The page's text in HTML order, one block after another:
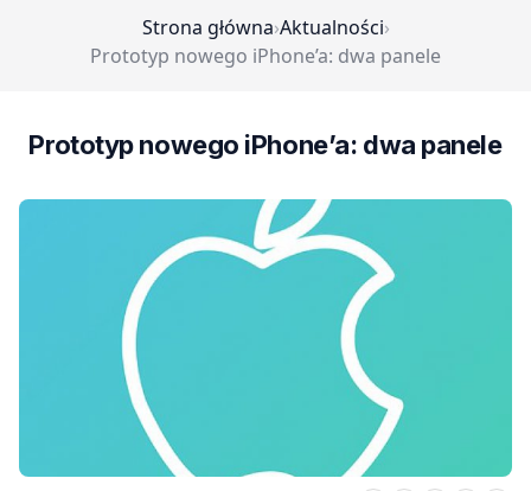
Strona główna›Aktualności›
Prototyp nowego iPhone’a: dwa panele
Prototyp nowego iPhone’a: dwa panele